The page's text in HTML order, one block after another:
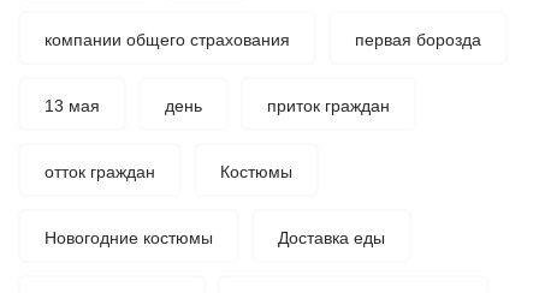
компании общего страхования первая борозда
13 мая день приток граждан
отток граждан Костюмы
Новогодние костюмы Доставка еды